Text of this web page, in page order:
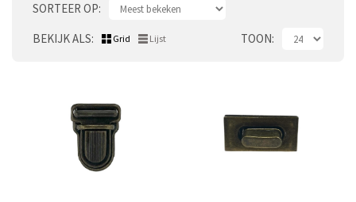
Leergereedschap
Leerstempels
Naai- & vlechtgereedschap
SORTEER OP
BEKIJK ALS
Grid Lijst TOON